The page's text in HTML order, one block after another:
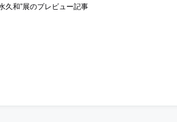
久和”展のプレビュー記事